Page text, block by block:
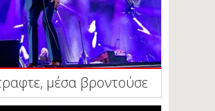
μέσα βροντούσε